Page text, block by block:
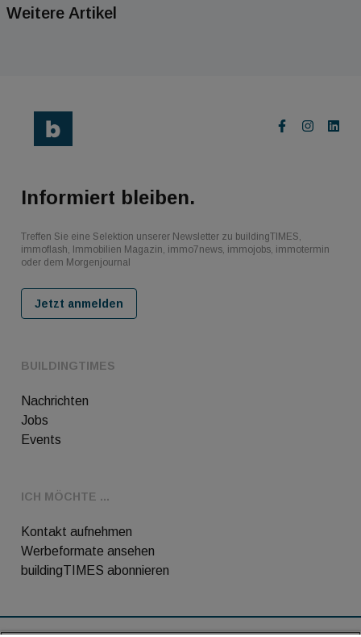
Weitere Artikel
BUILDINGTIMES
Nachrichten
Jobs
Events
ICH MÖCHTE ...
Kontakt aufnehmen
Werbeformate ansehen
buildingTIMES abonnieren
Informiert bleiben.
Treffen Sie eine Selektion unserer Newsletter zu buildingTIMES,
immoflash, Immobilien Magazin, immo7news, immojobs, immotermin
oder dem Morgenjournal
Jetzt anmelden